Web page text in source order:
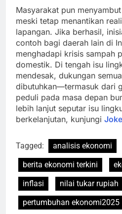
Masyarakat pun
meski tetap menantikan
lapangan. Jika berhasil,
contoh bagi daerah lain di
menghadapi krisis sampah
domestik. Di tengah isu
mendesak, dukungan
dibutuhkan—termasuk dari
peduli pada masa depan
lebih lanjut seputar isu
berkelanjutan, kunjungi
Tagged: analisis ekonomi
berita ekonomi terkini
inflasi
nilai tukar rupiah
pertumbuhan ekonomi2025